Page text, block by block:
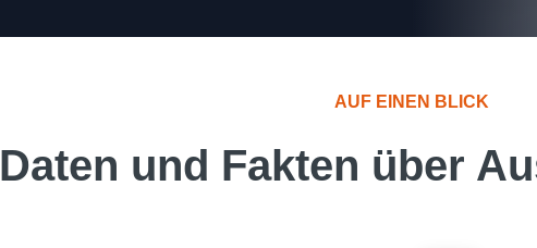
AUF EINEN BLICK
Daten und Fakten über